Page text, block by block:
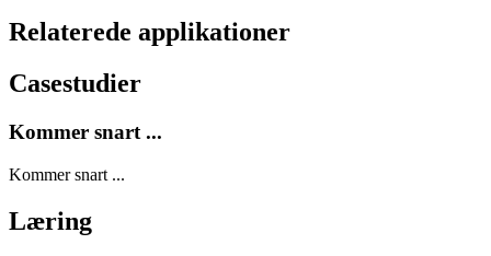
Relaterede applikationer
Casestudier
Kommer snart ...
Kommer snart ...
Læring